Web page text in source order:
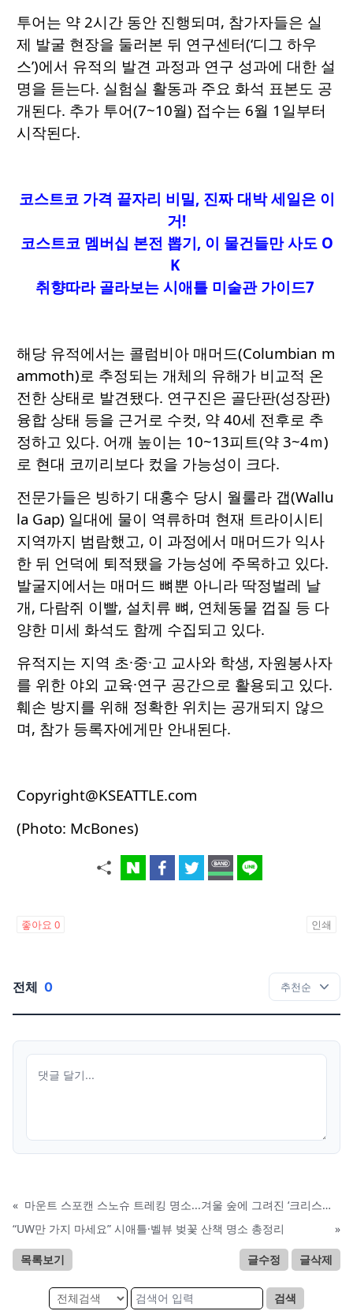
투어는 약 2시간 동안 진행되며, 참가자들은 실
제 발굴 현장을 둘러본 뒤 연구센터(‘디그 하우
스’)에서 유적의 발견 과정과 연구 성과에 대한 설
명을 듣는다. 실험실 활동과 주요 화석 표본도 공
개된다. 추가 투어(7~10월) 접수는 6월 1일부터
시작된다.
코스트코 가격 끝자리 비밀, 진짜 대박 세일은 이
거!
코스트코 멤버십 본전 뽑기, 이 물건들만 사도 O
K
취향따라 골라보는 시애틀 미술관 가이드7
해당 유적에서는 콜럼비아 매머드(Columbian m
ammoth)로 추정되는 개체의 유해가 비교적 온
전한 상태로 발견됐다. 연구진은 골단판(성장판)
융합 상태 등을 근거로 수컷, 약 40세 전후로 추
정하고 있다. 어깨 높이는 10~13피트(약 3~4ｍ)
로 현대 코끼리보다 컸을 가능성이 크다.
전문가들은 빙하기 대홍수 당시 월룰라 갭(Wallu
la Gap) 일대에 물이 역류하며 현재 트라이시티
지역까지 범람했고, 이 과정에서 매머드가 익사
한 뒤 언덕에 퇴적됐을 가능성에 주목하고 있다.
발굴지에서는 매머드 뼈뿐 아니라 딱정벌레 날
개, 다람쥐 이빨, 설치류 뼈, 연체동물 껍질 등 다
양한 미세 화석도 함께 수집되고 있다.
유적지는 지역 초·중·고 교사와 학생, 자원봉사자
를 위한 야외 교육·연구 공간으로 활용되고 있다.
훼손 방지를 위해 정확한 위치는 공개되지 않으
며, 참가 등록자에게만 안내된다.
Copyright@KSEATTLE.com
(Photo: McBones)
좋아요 0 인쇄
전체 0
«
마운트 스포캔 스노슈 트레킹 명소...겨울 숲에 그려진 ‘크리스마스 트리’
“UW만 가지 마세요” 시애틀·벨뷰 벚꽃 산책 명소 총정리
»
목록보기 글수정 글삭제
검색